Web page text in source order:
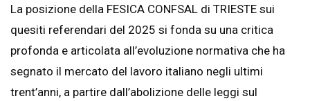
La posizione della FESICA CONFSAL di TRIESTE sui
quesiti referendari del 2025 si fonda su una critica
profonda e articolata all’evoluzione normativa che ha
segnato il mercato del lavoro italiano negli ultimi
trent’anni, a partire dall’abolizione delle leggi sul